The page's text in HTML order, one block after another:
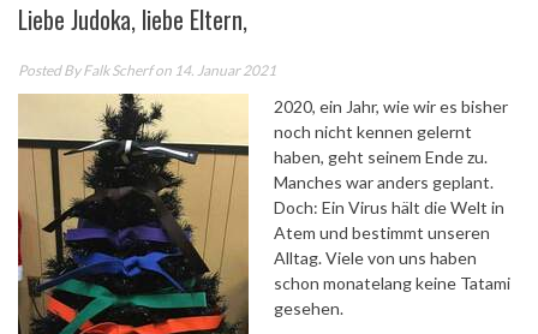
Liebe Judoka, liebe Eltern,
Posted ByFalk Scherfon 14. Januar 2021
2020, ein Jahr, wie wir es bisher
noch nicht kennen gelernt
haben, geht seinem Ende zu.
Manches war anders geplant.
Doch: Ein Virus hält die Welt in
Atem und bestimmt unseren
Alltag. Viele von uns haben
schon monatelang keine Tatami
gesehen.